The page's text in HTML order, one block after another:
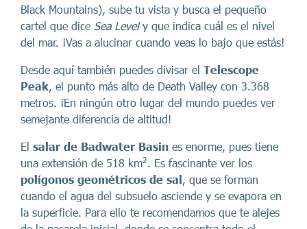
Black Mountains), sube tu vista y busca el pequeño
cartel que dice Sea Levely que indica cuál es el nivel
del mar. ¡Vas a alucinar cuando veas lo bajo que estás!
Desde aquí también puedes divisar el Telescope
Peak, el punto más alto de Death Valley con 3.368
metros. ¡En ningún otro lugar del mundo puedes ver
semejante diferencia de altitud!
El salar de Badwater Basin es enorme, pues tiene
una extensión de 518 km2. Es fascinante ver los
polígonos geométricos de sal, que se forman
cuando el agua del subsuelo asciende y se evapora en
la superficie. Para ello te recomendamos que te alejes